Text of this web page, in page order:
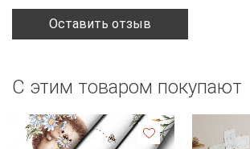
Оставить отзыв
С этим товаром покупают